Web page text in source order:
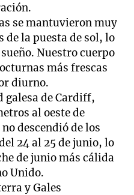
se mantuvieron muy
de la puesta de sol, lo
Nuestro cuerpo
más frescas
diurno.
galesa de Cardiff,
al oeste de
descendió de los
24 al 25 de junio, lo
de junio más cálida
Unido.
y Gales